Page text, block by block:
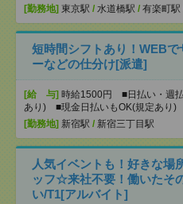
[勤務地] 東京駅 / 水道橋駅 / 有楽町駅
短時間シフトあり！WEB
ーなどの仕分け[派遣]
[給 与] 時給1500円 ■日払い・週
あり) ■現金日払いもOK(規定あり)
[勤務地] 新宿駅 / 新宿三丁目駅
人気イベントも！好きな場
ッフ☆来社不要！働いたそ
い/T1[アルバイト]